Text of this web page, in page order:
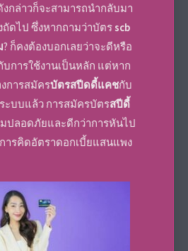
งกล่าวก็จะสามารถนำกลับมา
ถัดไป ซึ่งหากถามว่าบัตรscb
? ก็คงต้องบอกเลยว่าจะดีหรือ
การใช้งานเป็นหลัก แต่หาก
การสมัครบัตรสปีดดี้แคชกับ
ะบบแล้ว การสมัครบัตรสปีดี้
ปลอดภัยและดีกว่าการหันไป
ารคิดอัตราดอกเบี้ยแสนแพง